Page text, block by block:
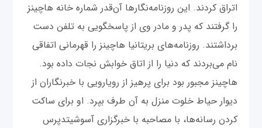
اتراق کردند. این روزنامه‌نگارها آن‌قدر شماره خانه هاچینز
را گرفتند که پدر و مادر وی از پاسخگویی به تلفن دست
برداشتند. روزنامه‌های بریتانیا هاچینز را قهرمانی اتفاقی
نام می‌بردند که دنیا را از اتاق خوابش نجات داده بود.
هاچینز مجبور بود برای پرهیز از رویارویی با خبرنگاران از
دیوار حیاط‌ خلوت منزل به آن طرف بپرد. او برای ساکت
‌کردن رسانه‌ها، با مصاحبه با خبرگزاری آسوشیتدپرس